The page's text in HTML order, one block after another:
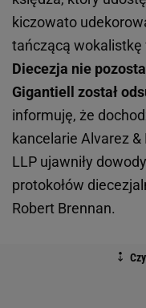
kiczowato
tańczącą
Diecezja nie
Gigantiell został
informuję, że
kancelarie Alvarez &
LLP ujawniły
protokołów
Robert Brennan.